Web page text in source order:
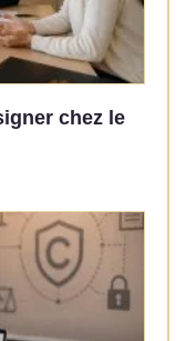
chez le